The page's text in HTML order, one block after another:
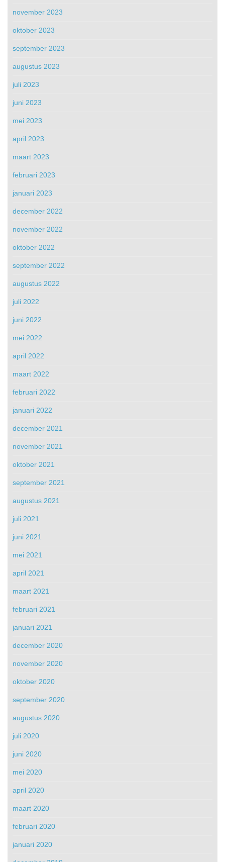
november 2023
oktober 2023
september 2023
augustus 2023
juli 2023
juni 2023
mei 2023
april 2023
maart 2023
februari 2023
januari 2023
december 2022
november 2022
oktober 2022
september 2022
augustus 2022
juli 2022
juni 2022
mei 2022
april 2022
maart 2022
februari 2022
januari 2022
december 2021
november 2021
oktober 2021
september 2021
augustus 2021
juli 2021
juni 2021
mei 2021
april 2021
maart 2021
februari 2021
januari 2021
december 2020
november 2020
oktober 2020
september 2020
augustus 2020
juli 2020
juni 2020
mei 2020
april 2020
maart 2020
februari 2020
januari 2020